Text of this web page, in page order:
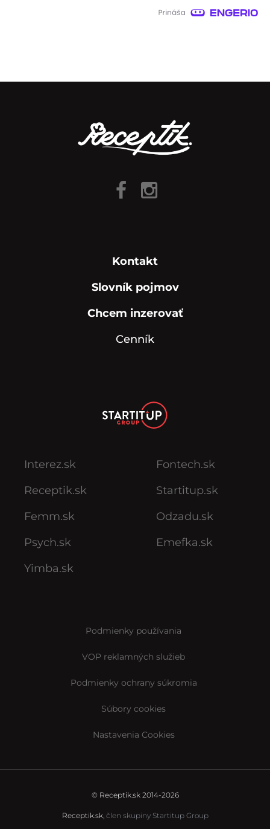
Kontakt
Slovník pojmov
Chcem inzerovať
Cenník
Interez.sk
Receptik.sk
Femm.sk
Psych.sk
Yimba.sk
Fontech.sk
Startitup.sk
Odzadu.sk
Emefka.sk
Podmienky používania
VOP reklamných služieb
Podmienky ochrany súkromia
Súbory cookies
Nastavenia Cookies
© Receptik.sk 2014-2026
Receptik.sk, člen skupiny Startitup Group